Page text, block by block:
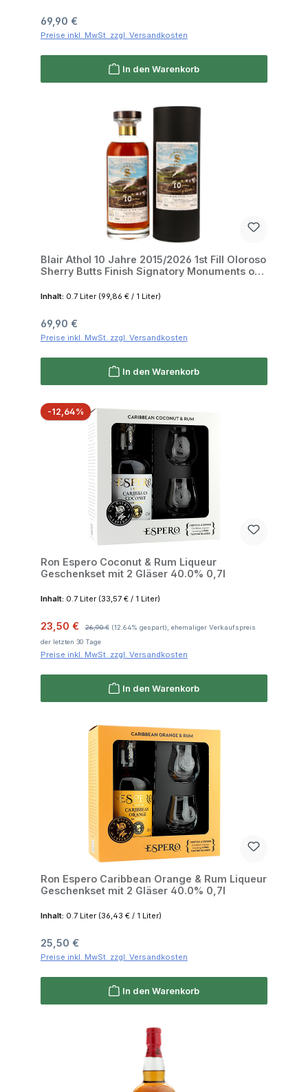
Regulärer Preis:
69,90 €
Preise inkl. MwSt. zzgl. Versandkosten
In den Warenkorb
Blair Athol 10 Jahre 2015/2026 1st Fill Oloroso
Sherry Butts Finish Signatory Monuments of
Inhalt: 0.7 Liter (99,86 € / 1 Liter)
Regulärer Preis:
69,90 €
Preise inkl. MwSt. zzgl. Versandkosten
In den Warenkorb
-12,64%Rabatt
Ron Espero Coconut & Rum Liqueur
Geschenkset mit 2 Gläser 40.0% 0,7l
Inhalt: 0.7 Liter (33,57 € / 1 Liter)
Verkaufspreis:
23,50 € 26,90 € (12.64% gespart), ehemaliger Verkaufspreis
der letzten 30 Tage
Preise inkl. MwSt. zzgl. Versandkosten
In den Warenkorb
Ron Espero Caribbean Orange & Rum Liqueur
Geschenkset mit 2 Gläser 40.0% 0,7l
Inhalt: 0.7 Liter (36,43 € / 1 Liter)
Regulärer Preis:
25,50 €
Preise inkl. MwSt. zzgl. Versandkosten
In den Warenkorb